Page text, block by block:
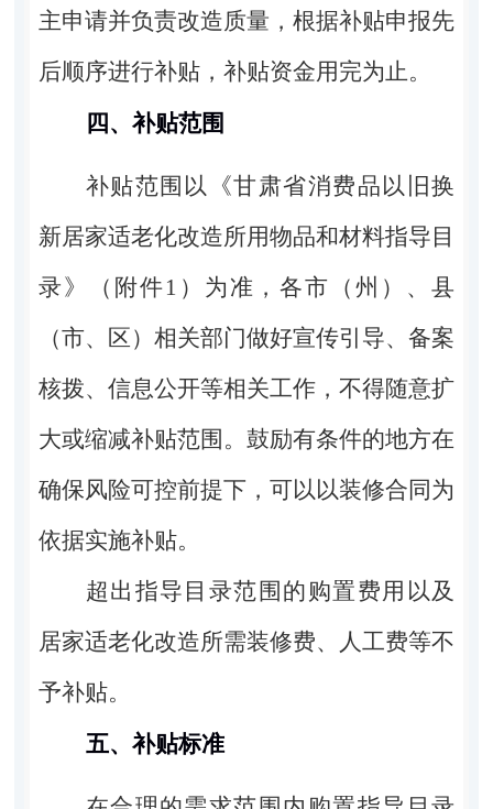
主申请并负责改造质量，根据补贴申报先
后顺序进行补贴，补贴资金用完为止。
四、补贴范围
补贴范围以《甘肃省消费品以旧换
新居家适老化改造所用物品和材料指导目
录》（附件1 ）为准，各市（州）、县
（市、区）相关部门做好宣传引导、备案
核拨、信息公开等相关工作，不得随意扩
大或缩减补贴范围。鼓励有条件的地方在
确保风险可控前提下，可以以装修合同为
依据实施补贴。
超出指导目录范围的购置费用以及
居家适老化改造所需装修费、人工费等不
予补贴。
五、补贴标准